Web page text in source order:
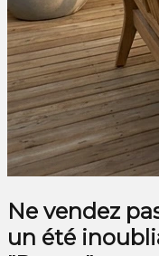
Ne vendez
un été